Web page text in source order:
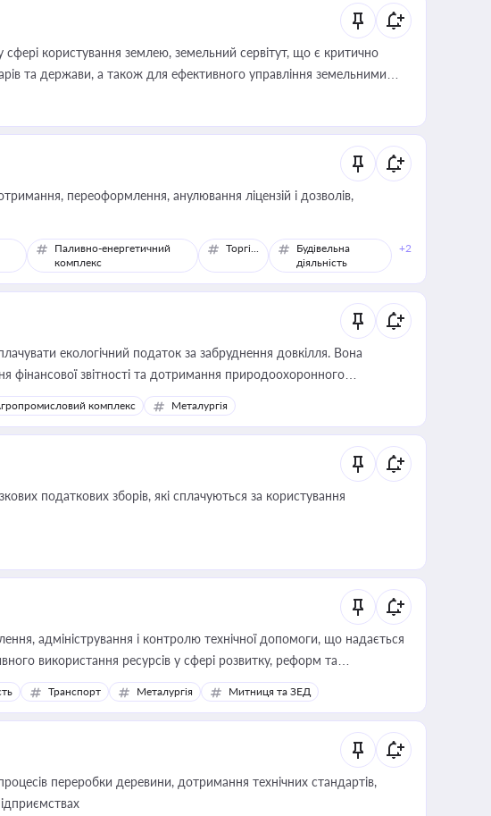
у сфері користування землею, земельний сервітут, що є критично
та держави, а також для ефективного управління земельними
переоформлення, анулювання ліцензій і дозволів,
Паливно-енергетичний
комплекс
Торгівля
Будівельна
діяльність
+2
екологічний податок за забруднення довкілля. Вона
фінансової звітності та дотримання природоохоронного
комплекс Металургія
податкових зборів, які сплачуються за користування
адміністрування і контролю технічної допомоги, що надається
використання ресурсів у сфері розвитку, реформ та
Транспорт Металургія Митниця та ЗЕД
переробки деревини, дотримання технічних стандартів,